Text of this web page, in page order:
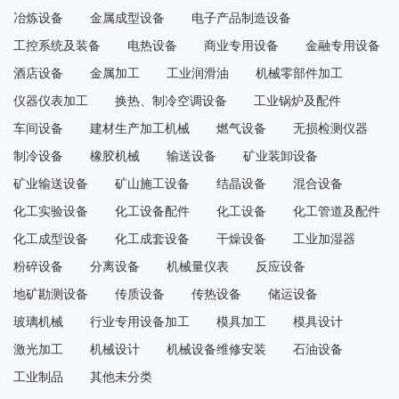
冶炼设备
金属成型设备
电子产品制造设备
工控系统及装备
电热设备 商业专用设备
金融专用设备
酒店设备
金属加工 工业润滑油
机械零部件加工
仪器仪表加工
换热、制冷空调设备
工业锅炉及配件
车间设备
建材生产加工机械 燃气设备
无损检测仪器
制冷设备
橡胶机械 输送设备
矿业装卸设备
矿业输送设备
矿山施工设备 结晶设备
混合设备
化工实验设备
化工设备配件 化工设备
化工管道及配件
化工成型设备
化工成套设备 干燥设备
工业加湿器
粉碎设备
分离设备 机械量仪表
反应设备
地矿勘测设备
传质设备 传热设备
储运设备
玻璃机械
行业专用设备加工 模具加工
模具设计
激光加工
机械设计 机械设备维修安装
石油设备
工业制品
其他未分类